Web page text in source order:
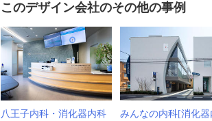
このデザイン会社のその他の事例
八王子内科・消化器内科
みんなの内科[消化器